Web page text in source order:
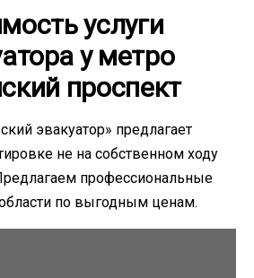
услуги
у метро
проспект
эвакуатор» предлагает
не на собственном ходу
профессиональные
по выгодным ценам.